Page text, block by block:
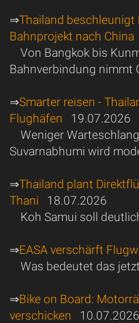
⇒Thailand beschleunigt
Bahnprojekt nach China
Von Bangkok bis
Bahnverbindung nimmt
⇒Smarter reisen -
Flughäfen 19.07.2026
Weniger
Suvarnabhumi wird
⇒Thailand plant
Thani 18.07.2026
Koh Samui soll
⇒EASA verschärft
Was bedeutet das
⇒Bike on Board:
verschicken 10.07.2026